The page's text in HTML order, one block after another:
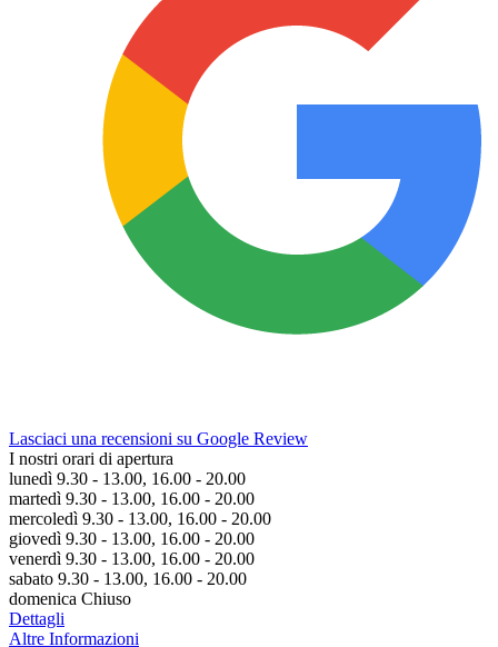
Lasciaci una recensioni su Google Review
I nostri orari di apertura
lunedì 9.30 - 13.00, 16.00 - 20.00
martedì 9.30 - 13.00, 16.00 - 20.00
mercoledì 9.30 - 13.00, 16.00 - 20.00
giovedì 9.30 - 13.00, 16.00 - 20.00
venerdì 9.30 - 13.00, 16.00 - 20.00
sabato 9.30 - 13.00, 16.00 - 20.00
domenica Chiuso
Dettagli
Altre Informazioni